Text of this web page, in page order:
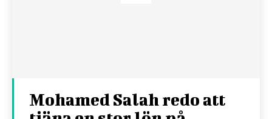
Mohamed Salah redo att